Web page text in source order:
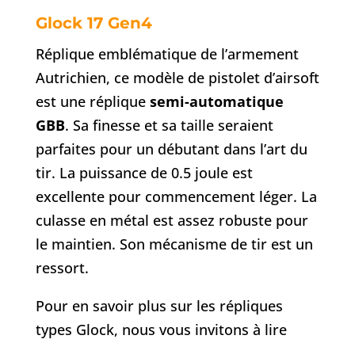
Glock 17 Gen4
Réplique emblématique de l’armement
Autrichien, ce modèle de pistolet d’airsoft
est une réplique semi-automatique
GBB. Sa finesse et sa taille seraient
parfaites pour un débutant dans l’art du
tir. La puissance de 0.5 joule est
excellente pour commencement léger. La
culasse en métal est assez robuste pour
le maintien. Son mécanisme de tir est un
ressort.
Pour en savoir plus sur les répliques
types Glock, nous vous invitons à lire